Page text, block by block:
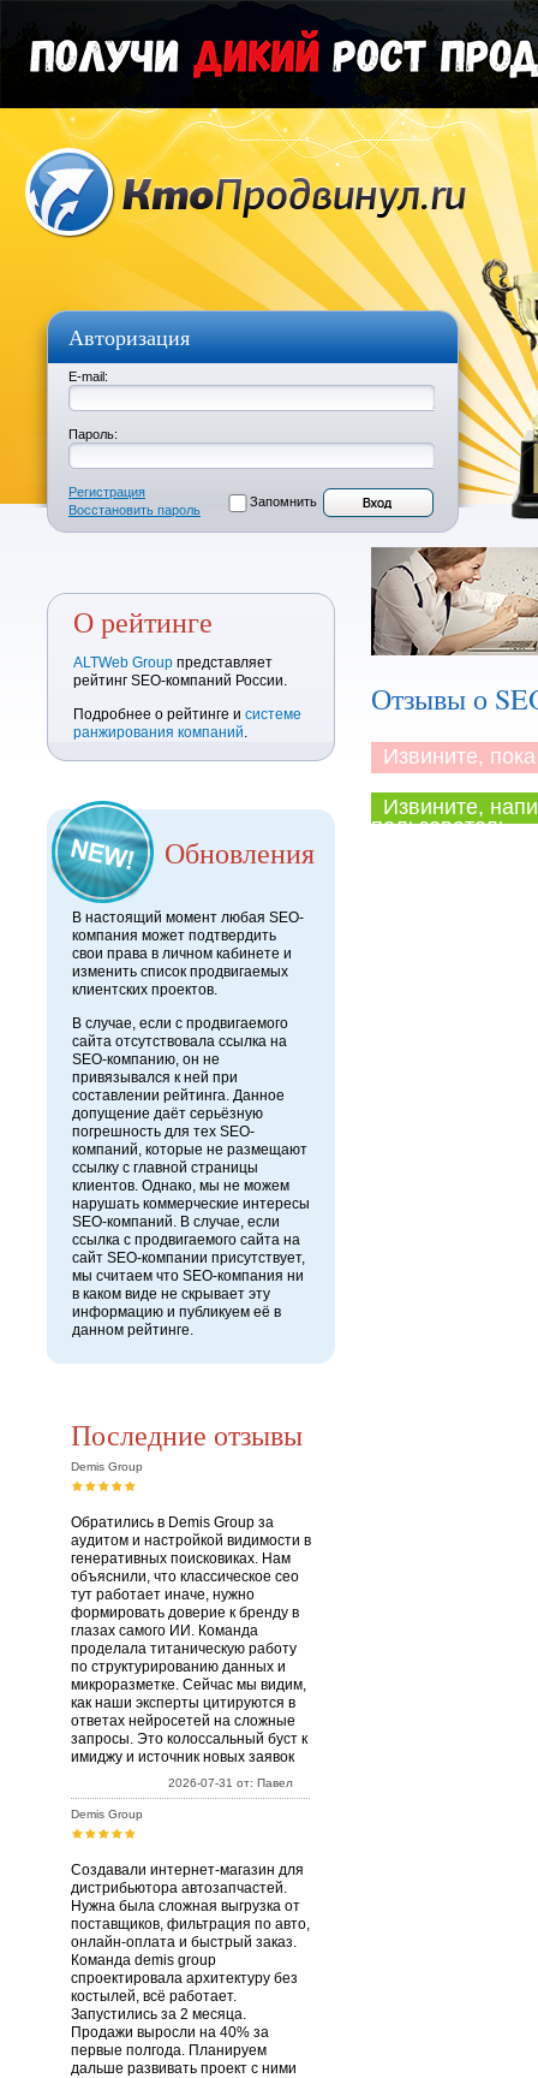
Авторизация
E-mail:
Пароль:
Регистрация
Восстановить пароль
Запомнить
О рейтинге
ALTWeb Group представляет
рейтинг SEO-компаний России.
Подробнее о рейтинге и системе
ранжирования компаний.
Обновления
В настоящий момент любая SEO-
компания может подтвердить
свои права в личном кабинете и
изменить список продвигаемых
клиентских проектов.
В случае, если с продвигаемого
сайта отсутствовала ссылка на
SEO-компанию, он не
привязывался к ней при
составлении рейтинга. Данное
допущение даёт серьёзную
погрешность для тех SEO-
компаний, которые не размещают
ссылку с главной страницы
клиентов. Однако, мы не можем
нарушать коммерческие интересы
SEO-компаний. В случае, если
ссылка с продвигаемого сайта на
сайт SEO-компании присутствует,
мы считаем что SEO-компания ни
в каком виде не скрывает эту
информацию и публикуем её в
данном рейтинге.
Последние отзывы
Demis Group
Обратились в Demis Group за
аудитом и настройкой видимости в
генеративных поисковиках. Нам
объяснили, что классическое сео
тут работает иначе, нужно
формировать доверие к бренду в
глазах самого ИИ. Команда
проделала титаническую работу
по структурированию данных и
микроразметке. Сейчас мы видим,
как наши эксперты цитируются в
ответах нейросетей на сложные
запросы. Это колоссальный буст к
имиджу и источник новых заявок
2026-07-31 от: Павел
Demis Group
Создавали интернет-магазин для
дистрибьютора автозапчастей.
Нужна была сложная выгрузка от
поставщиков, фильтрация по авто,
онлайн-оплата и быстрый заказ.
Команда demis group
спроектировала архитектуру без
костылей, всё работает.
Запустились за 2 месяца.
Продажи выросли на 40% за
первые полгода. Планируем
дальше развивать проект с ними
Отзывы о
Извините,
Извините,
пользователь.